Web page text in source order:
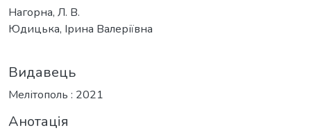
Нагорна, Л. В.
Юдицька, Ірина Валеріївна
Видавець
Мелітополь : 2021
Анотація